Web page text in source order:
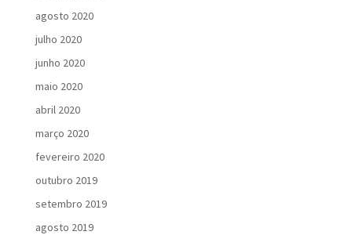
agosto 2020
julho 2020
junho 2020
maio 2020
abril 2020
março 2020
fevereiro 2020
outubro 2019
setembro 2019
agosto 2019